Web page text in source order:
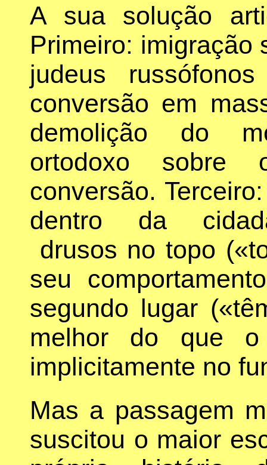
A sua solução
Primeiro: imigração
judeus
conversão em
demolição do
ortodoxo sobre
conversão.
dentro da
drusos no topo
seu
segundo lugar
melhor do que o
implicitamente no
Mas a passagem
suscitou o maior